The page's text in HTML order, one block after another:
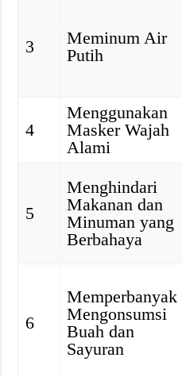
3
Meminum Air
Putih
4
Menggunakan
Masker Wajah
Alami
5
Menghindari
Makanan dan
Minuman yang
Berbahaya
6
Memperbanyak
Mengonsumsi
Buah dan
Sayuran